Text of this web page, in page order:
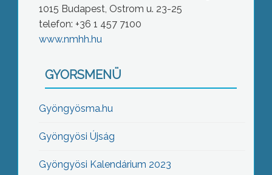
1015 Budapest, Ostrom u. 23-25
telefon: +36 1 457 7100
www.nmhh.hu
GYORSMENÜ
Gyöngyösma.hu
Gyöngyösi Újság
Gyöngyösi Kalendárium 2023